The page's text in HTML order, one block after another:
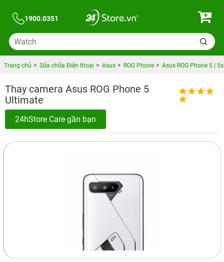
1900.0351
Trang chủ Sửa chữa Điện thoại Asus ROG Phone Asus ROG Phone 5 | 5s
Thay camera Asus ROG Phone 5
Ultimate
24hStore Care gần bạn